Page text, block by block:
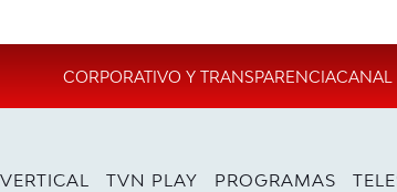
CORPORATIVO Y TRANSPARENCIACANAL
TVN PLAY PROGRAMAS